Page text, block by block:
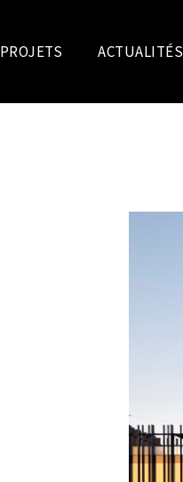
PROJETS ACTUALITÉS